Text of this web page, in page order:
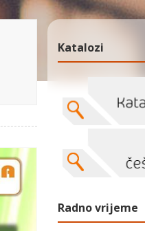
Katalozi
Radno vrijeme